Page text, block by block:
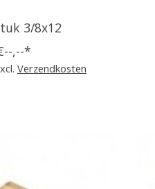
3/8x12
,--*
Verzendkosten